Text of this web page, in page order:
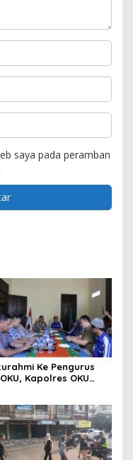
saya pada peramban
Ke Pengurus
Kapolres OKU